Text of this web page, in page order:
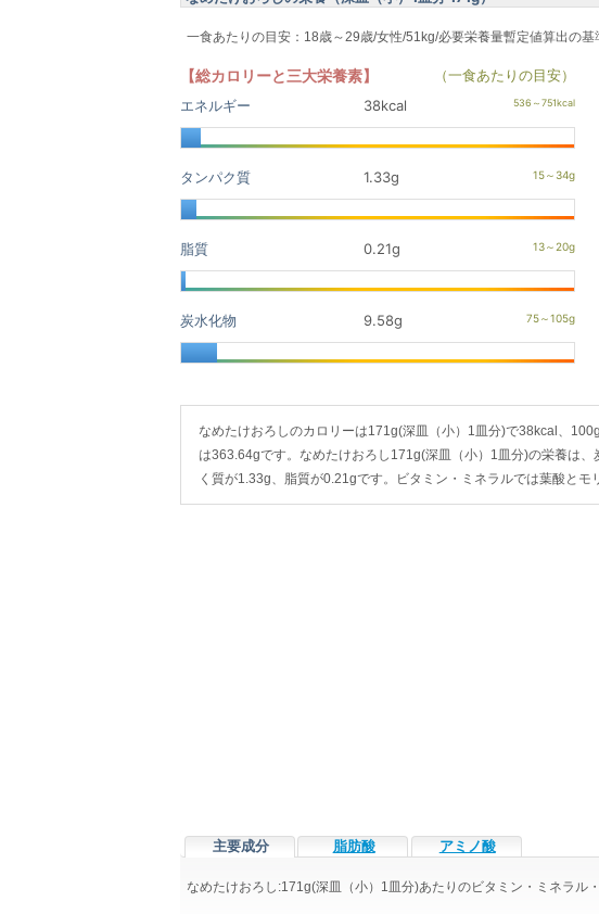
一食あたりの目安：18歳～29歳/女性/51kg/必要栄養量暫定値算出の基
【総カロリーと三大栄養素】
（一食あたりの目安）
エネルギー
38kcal
タンパク質 1.33g
脂質 0.21g
炭水化物 9.58g
なめたけおろしのカロリーは171g(深皿（小）1皿分)で38kcal、
は363.64gです。なめたけおろし171g(深皿（小）1皿分)の栄養は
く質が1.33g、脂質が0.21gです。ビタミン・ミネラルでは葉酸とモ
主要成分 脂肪酸 アミノ酸
なめたけおろし:171g(深皿（小）1皿分)あたりのビタミン・ミネラル